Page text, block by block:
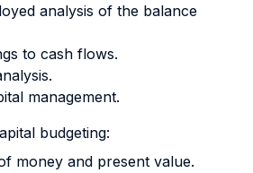
analysis of the balance
to cash flows.
management.
budgeting:
money and present value.